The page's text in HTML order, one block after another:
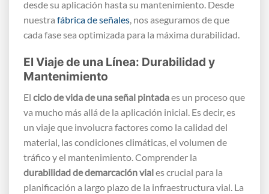
desde su aplicación hasta su mantenimiento. Desde
nuestra fábrica de señales, nos aseguramos de que
cada fase sea optimizada para la máxima durabilidad.
El Viaje de una Línea: Durabilidad y
Mantenimiento
El ciclo de vida de una señal pintadaes un proceso que
va mucho más allá de la aplicación inicial. Es decir, es
un viaje que involucra factores como la calidad del
material, las condiciones climáticas, el volumen de
tráfico y el mantenimiento. Comprender la
durabilidad de demarcación viales crucial para la
planificación a largo plazo de la infraestructura vial. La